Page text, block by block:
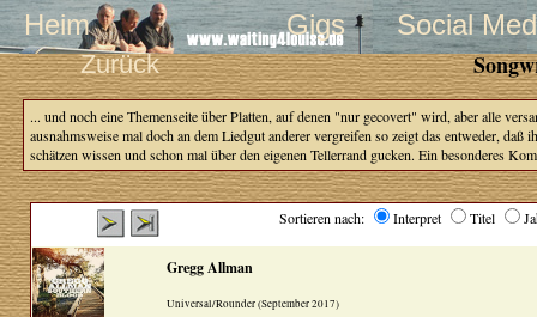
Heim Gigs Social
Zurück
... und noch eine Themenseite über Platten, auf denen "nur gecovert" wird, aber alle
ausnahmsweise mal doch an dem Liedgut anderer vergreifen so zeigt das entweder,
schätzen wissen und schon mal über den eigenen Tellerrand gucken. Ein besonderes
Sortieren nach: Interpret Titel
Gregg Allman
Universal/Rounder (September 2017)